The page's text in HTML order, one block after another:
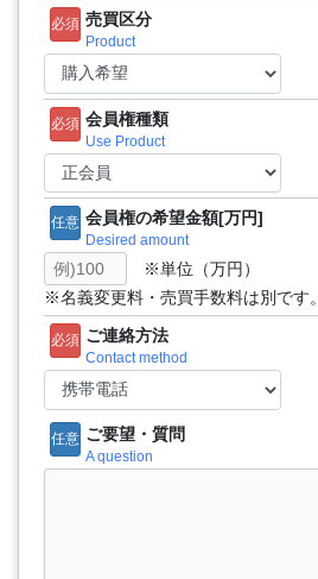
必須 売買区分
Product
必須 会員権種類
Use Product
任意 会員権の希望金額[万円]
Desired amount
※単位（万円）
※名義変更料・売買手数料は別です。
必須 ご連絡方法
Contact method
任意 ご要望・質問
A question